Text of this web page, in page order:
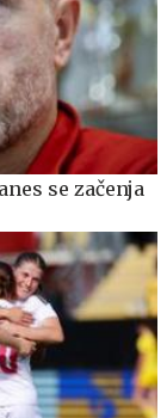
se začenja